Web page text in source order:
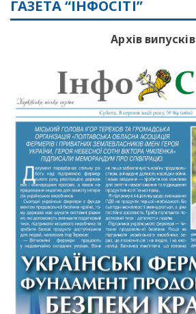
ГАЗЕТА “ІНФОСІТІ”
Архів випусків